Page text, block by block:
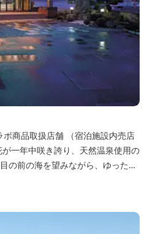
商品取扱店舗 （宿泊施設内売店
一年中咲き誇り、天然温泉使用の
の前の海を望みながら、ゆったり